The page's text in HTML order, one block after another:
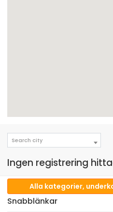
Search city
Ingen registrering
Alla kategorier,
Snabblänkar